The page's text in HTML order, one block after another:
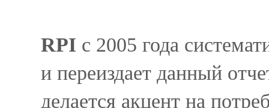
RPI c 2005 года
и переиздает данный
делается акцент на